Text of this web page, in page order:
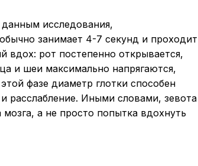
исследования,
занимает 4-7 секунд и проходит
вдох: рот постепенно открывается,
и шеи максимально напрягаются,
фазе диаметр глотки способен
расслабление. Иными словами, зевота
а не просто попытка вдохнуть